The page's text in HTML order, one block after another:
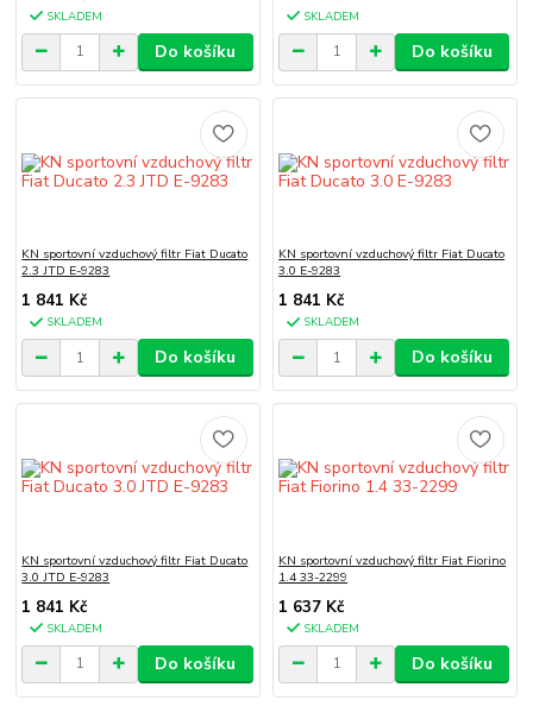
SKLADEM
Do košíku
SKLADEM
Do košíku
KN sportovní vzduchový filtr Fiat Ducato
2.3 JTD E-9283
1 841 Kč
SKLADEM
Do košíku
KN sportovní vzduchový filtr Fiat Ducato
3.0 E-9283
1 841 Kč
SKLADEM
Do košíku
KN sportovní vzduchový filtr Fiat Ducato
3.0 JTD E-9283
1 841 Kč
SKLADEM
Do košíku
KN sportovní vzduchový filtr Fiat Fiorino
1.4 33-2299
1 637 Kč
SKLADEM
Do košíku